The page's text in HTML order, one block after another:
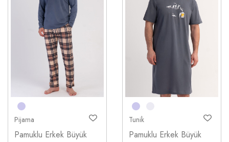
Pijama
Pamuklu Erkek Büyük
Tunik
Pamuklu Erkek Büyük